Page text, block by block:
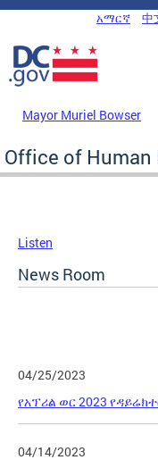
Skip to main content
DC Agency Top Menu
አማርኛ 中
Mayor Muriel Bowser
Office of Human
Listen
News Room
04/25/2023
የአፕሪል ወር 2023
04/14/2023